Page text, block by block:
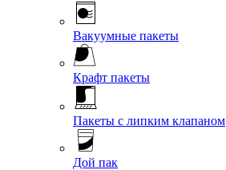
Вакуумные пакеты
Крафт пакеты
Пакеты с липким клапаном
Дой пак